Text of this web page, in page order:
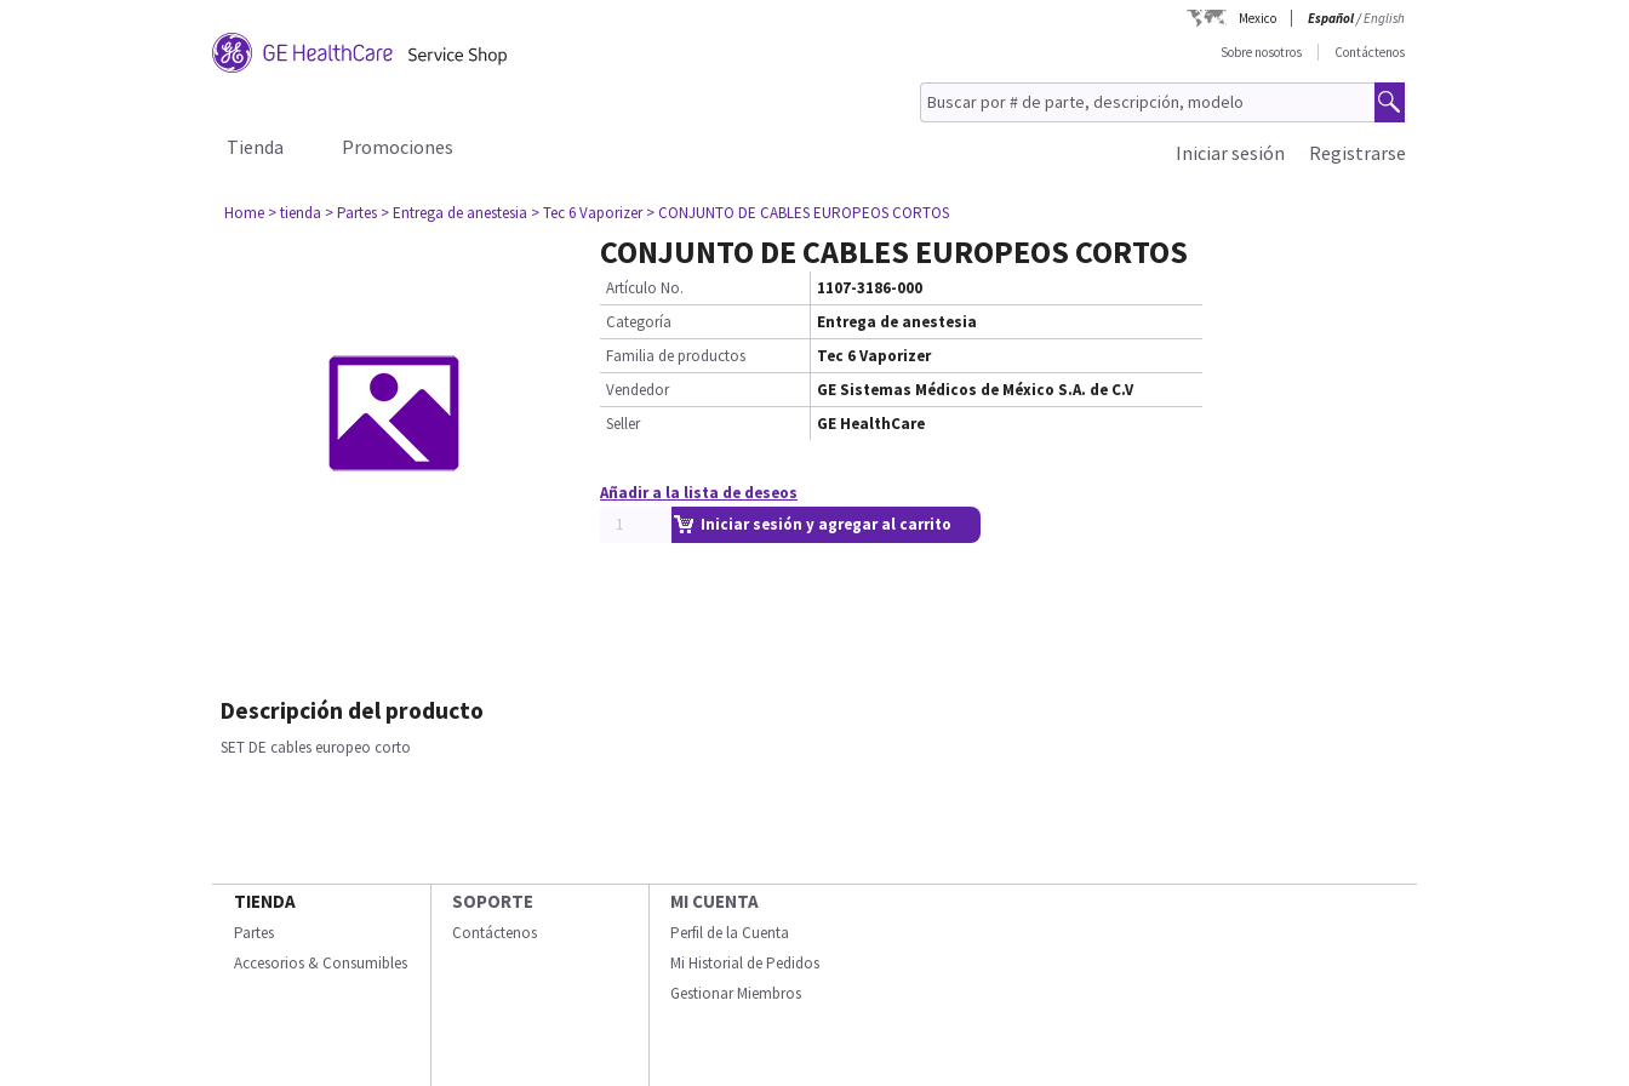
Mexico Español/English
Sobre nosotros
Contáctenos
Tienda Promociones Registrarse
Iniciar sesión
Home > tienda > Partes > Entrega de anestesia > Tec 6 Vaporizer > CONJUNTO DE CABLES EUROPEOS CORTOS
CONJUNTO DE CABLES EUROPEOS CORTOS
Artículo No.
1107-3186-000
Categoría
Entrega de anestesia
Familia de productos
Tec 6 Vaporizer
Vendedor
GE Sistemas Médicos de México S.A. de C.V
Seller
GE HealthCare
Añadir a la lista de deseos
Iniciar sesión y agregar al carrito
Descripción del producto
SET DE cables europeo corto
TIENDA
Partes
Accesorios & Consumibles
SOPORTE
Contáctenos
MI CUENTA
Perfil de la Cuenta
Mi Historial de Pedidos
Gestionar Miembros